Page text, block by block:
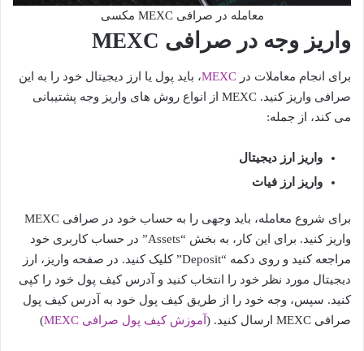
معامله در صرافی MEXC مکسی
واریز وجه در صرافی MEXC
برای انجام معاملات در MEXC، باید پول یا ارز دیجیتال خود را به این
صرافی واریز کنید. MEXC از انواع روش های واریز وجه پشتیبانی
می کند، از جمله:
واریز ارز دیجیتال
واریز ارز فیات
برای شروع معامله، باید وجهی را به حساب خود در صرافی MEXC
واریز کنید. برای این کار، به بخش “Assets” در حساب کاربری خود
مراجعه کنید و روی دکمه “Deposit” کلیک کنید. در صفحه واریز، ارز
دیجیتال مورد نظر خود را انتخاب کنید و آدرس کیف پول خود را کپی
کنید. سپس، وجه خود را از طریق کیف پول خود به آدرس کیف پول
صرافی MEXC ارسال کنید. (
آموزش کیف پول صرافی MEXC )